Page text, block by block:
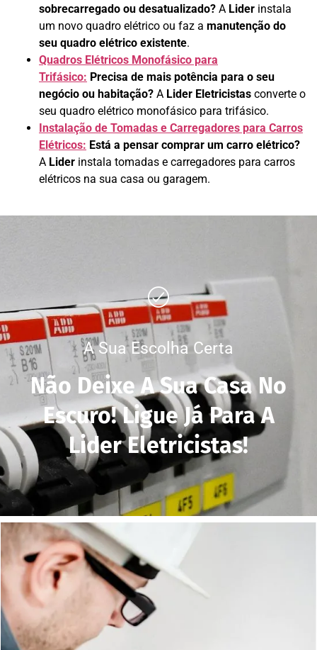
sobrecarregado ou desatualizado? A Lider instala
um novo quadro elétrico ou faz a manutenção do
seu quadro elétrico existente.
Quadros Elétricos Monofásico para
Trifásico: Precisa de mais potência para o seu
negócio ou habitação? A Lider Eletricistas converte o
seu quadro elétrico monofásico para trifásico.
Instalação de Tomadas e Carregadores para Carros
Elétricos: Está a pensar comprar um carro elétrico?
A Lider instala tomadas e carregadores para carros
elétricos na sua casa ou garagem.
A Sua Escolha Certa
Não Deixe A Sua Casa No
Escuro! Ligue Já Para A
Lider Eletricistas!